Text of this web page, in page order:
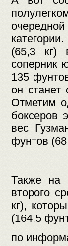
(65,3 кг)
соперник
135
он станет
Отметим
боксеров
вес
фунтов (68
Также на
второго
кг),
(164,5
по